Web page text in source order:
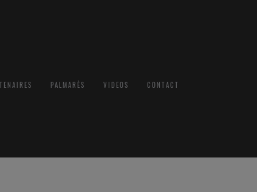
PALMARÈS VIDEOS CONTACT